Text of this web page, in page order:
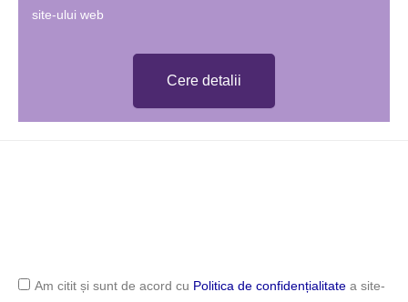
site-ului web
Cere detalii
Am citit și sunt de acord cu Politica de confidențialitate a site-